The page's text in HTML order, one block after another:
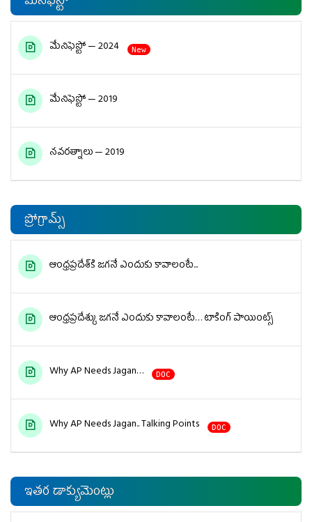
మేనిఫెస్టో — 2024 New
మేనిఫెస్టో — 2019
నవరత్నాలు — 2019
ప్రోగ్రామ్స్
ఆంధ్రప్రదేశ్‌కి జగనే ఎందుకు కావాలంటే...
ఆంధ్రప్రదేశ్కు జగనే ఎందుకు కావాలంటే… టాకింగ్ పాయింట్స్
Why AP Needs Jagan… DOC
Why AP Needs Jagan.. Talking Points DOC
ఇతర డాక్యుమెంట్లు